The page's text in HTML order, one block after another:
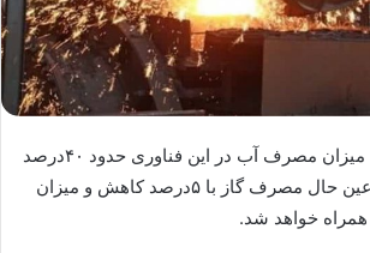
به گفته کِن هیروسه،‌ میزان مصرف آب در این فناوری حدود ۴۰درصد
کاهش می یابد و در عین حال مصرف گاز با ۵درصد کاهش و میزان